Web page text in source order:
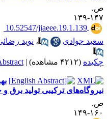
۱۳۹
‎ 10.52547/jiaeee.19.1.139
جوادی
،نوید رضائی
(۴۲۱۲ مشاهده) |
Abstract |
ترکیبی تولید برق و
۱۴۹